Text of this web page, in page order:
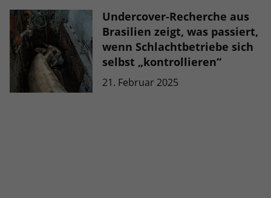
Undercover-Recherche aus
Brasilien zeigt, was passiert,
wenn Schlachtbetriebe sich
selbst „kontrollieren“
21. Februar 2025